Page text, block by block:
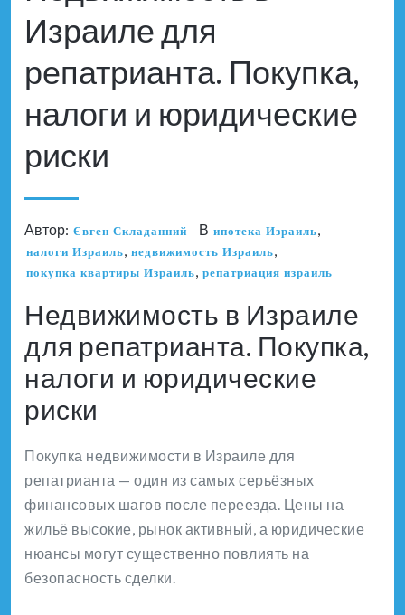
Израиле для
репатрианта. Покупка,
налоги и юридические
риски
Автор: Євген Складанний В ипотека Израиль
налоги Израиль недвижимость Израиль
покупка квартиры Израиль репатриация израиль
Недвижимость в Израиле
для репатрианта. Покупка,
налоги и юридические
риски
Покупка недвижимости в Израиле для
репатрианта — один из самых серьёзных
финансовых шагов после переезда. Цены на
жильё высокие, рынок активный, а юридические
нюансы могут существенно повлиять на
безопасность сделки.